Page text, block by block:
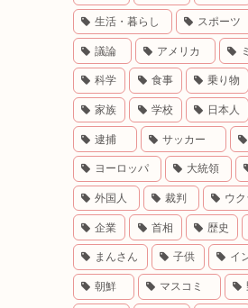
生活・暮らし スポーツ
議論 アメリカ
科学 食事 乗り物
家族 学校 日本人
逮捕 サッカー
ヨーロッパ 大統領
外国人 裁判 ウ
企業 首相 歴史
まんさん 子供 イ
朝鮮 マスコミ